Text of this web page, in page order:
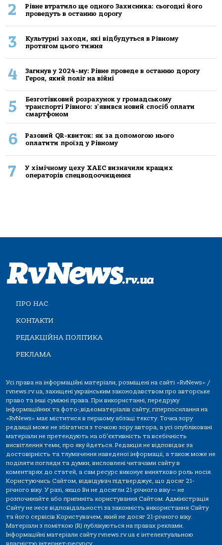
2
Рівне втратило ще одного Захисника: сьогодні його
проведуть в останню дорогу
3
Культурні заходи, які відбудуться в Рівному
протягом цього тижня
4
Загинув у 2024-му: Рівне проведе в останню дорогу
Героя, який поліг на війні
5
Безготівковий розрахунок у громадському
транспорті Рівного: з'явився новий спосіб оплати
смартфоном
6
Разовий QR-квиток: як за допомогою нього
оплатити проїзд у Рівному
7
У хімічному цеху ХАЕС визначили кращих
операторів спецводоочищення
ПРО НАС
КОНТАКТИ
РЕДАКЦІЙНА ПОЛІТИКА
РЕКЛАМА
Усі права на інформаційні матеріали, розміщені на сайті «RvNews» /
rvnews.rv.ua, захищені українським законодавством про авторське
право та інші суміжні права. При використанні, передруку
інформаційних та фото-,відеоматеріалів сайту, гіперпосилання на
«RvNews» має міститися в першому абзаці тексту. Точка зору
редакції може не збігатися з точкою зору автора, а усі опубліковані
матеріали не претендують на об'єктивність та всебічність
висвітлення теми, про яку йдеться. Редакція не відповідає за
достовірність та тлумачення наведеної інформації, а також може не
поділяти погляди та думки, висловлені читачами сайту в
коментарях до статей, а сам ресурс виконує винятково роль носія.
Користуючись Сайтом, відвідувач підтверджує, що досяг 21-
річного віку. У разі, якщо Ви не досягли 21-річного віку — не
розпочинайте або припиніть користування Сайтом. Адміністрація
Сайту не несе відповідальності за законність використання Сайту
та його сервісів Користувачем, який не досяг 21-річного віку.
Матеріали з поміткою (R) публікуються на правах реклами.
Інформаційні матеріали сайту rvnews.rv.ua є інтелектуальною
власністю інтернет-ресурсу.